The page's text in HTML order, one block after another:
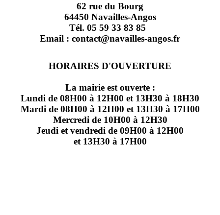
62 rue du Bourg
64450 Navailles-Angos
Tél. 05 59 33 83 85
Email : contact@navailles-angos.fr
HORAIRES D'OUVERTURE
La mairie est ouverte :
Lundi de 08H00 à 12H00 et 13H30 à 18H30
Mardi de 08H00 à 12H00 et 13H30 à 17H00
Mercredi de 10H00 à 12H30
Jeudi et vendredi de 09H00 à 12H00
et 13H30 à 17H00